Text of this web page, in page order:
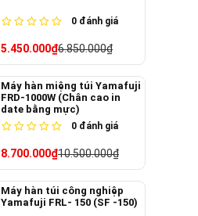
0 đánh giá
5.450.000₫6.850.000₫
Máy hàn miệng túi Yamafuji
FRD-1000W (Chân cao in
date bằng mực)
0 đánh giá
8.700.000₫10.500.000₫
Máy hàn túi công nghiệp
Yamafuji FRL- 150 (SF -150)